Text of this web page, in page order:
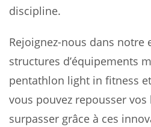
discipline.
Rejoignez-nous dans notre
structures d’équipements
pentathlon light in fitness
vous pouvez repousser
surpasser grâce à ces